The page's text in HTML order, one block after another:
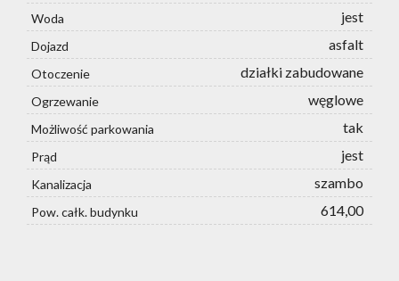
Woda
jest
Dojazd asfalt
Otoczenie działki zabudowane
Ogrzewanie węglowe
Możliwość parkowania tak
Prąd jest
Kanalizacja szambo
Pow. całk. budynku 614,00